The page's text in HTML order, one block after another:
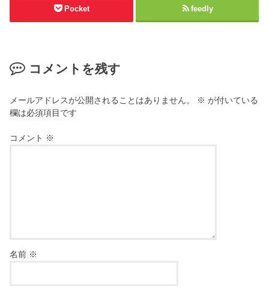
Pocket feedly
コメントを残す
メールアドレスが公開されることはありません。 ※ が付いている
欄は必須項目です
コメント ※
名前 ※